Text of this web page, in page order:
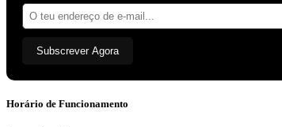
Endereço
de
mail:Subscrever Agora
Horário de Funcionamento